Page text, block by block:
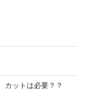
カットは必要？？